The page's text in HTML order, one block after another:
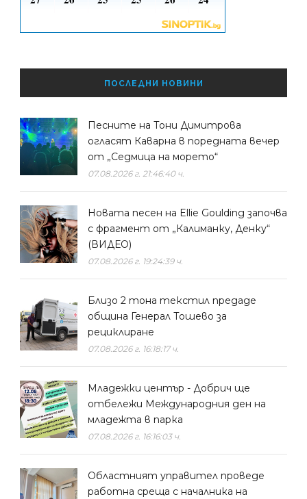
ПОСЛЕДНИ НОВИНИ
Песните на Тони Димитрова
огласят Каварна в поредната вечер
от „Седмица на морето“
07.08.2026 г. 21:46:40 ч.
Новата песен на Ellie Goulding започва
с фрагмент от „Калиманку, Денку“
(ВИДЕО)
07.08.2026 г. 19:24:39 ч.
Близо 2 тона текстил предаде
община Генерал Тошево за
рециклиране
07.08.2026 г. 16:18:17 ч.
Младежки център - Добрич ще
отбележи Международния ден на
младежта в парка
07.08.2026 г. 16:16:03 ч.
Областният управител проведе
работна среща с началника на